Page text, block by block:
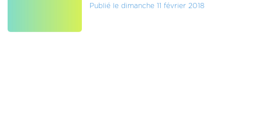
Publié le dimanche 11 février 2018